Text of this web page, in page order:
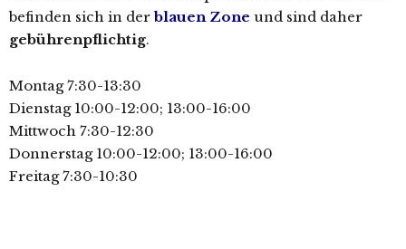
befinden sich in derblauen Zone und sind daher
gebührenpflichtig.
Montag 7:30-13:30
Dienstag 10:00-12:00; 13:00-16:00
Mittwoch 7:30-12:30
Donnerstag 10:00-12:00; 13:00-16:00
Freitag 7:30-10:30